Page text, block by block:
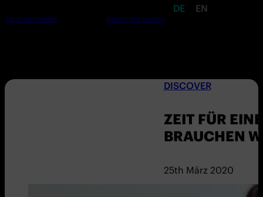
DE EN
Jetzt anmelden Kostenlos testen
DISCOVER
ZEIT FÜR
BRAUCHEN
25th März 2020